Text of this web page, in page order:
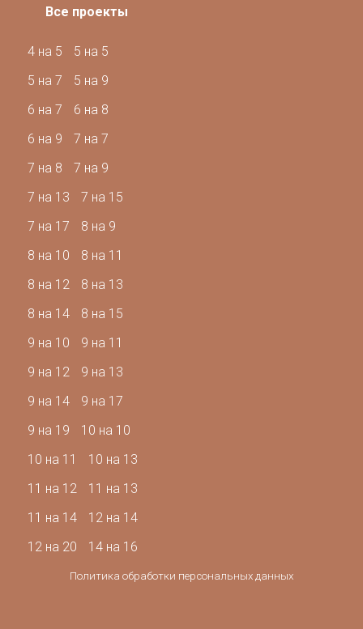
Все проекты
4 на 5
5 на 5
5 на 7
5 на 9
6 на 7
6 на 8
6 на 9
7 на 7
7 на 8
7 на 9
7 на 13
7 на 15
7 на 17
8 на 9
8 на 10
8 на 11
8 на 12
8 на 13
8 на 14
8 на 15
9 на 10
9 на 11
9 на 12
9 на 13
9 на 14
9 на 17
9 на 19
10 на 10
10 на 11
10 на 13
11 на 12
11 на 13
11 на 14
12 на 14
12 на 20
14 на 16
Политика обработки персональных данных